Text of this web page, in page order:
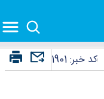
کد خبر:1901